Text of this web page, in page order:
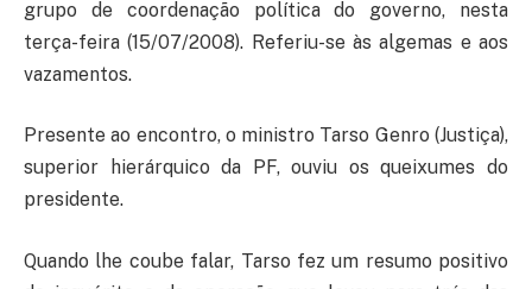
grupo de coordenação política do governo, nesta
terça-feira (15/07/2008). Referiu-se às algemas e aos
vazamentos.
Presente ao encontro, o ministro Tarso Genro (Justiça),
superior hierárquico da PF, ouviu os queixumes do
presidente.
Quando lhe coube falar, Tarso fez um resumo positivo